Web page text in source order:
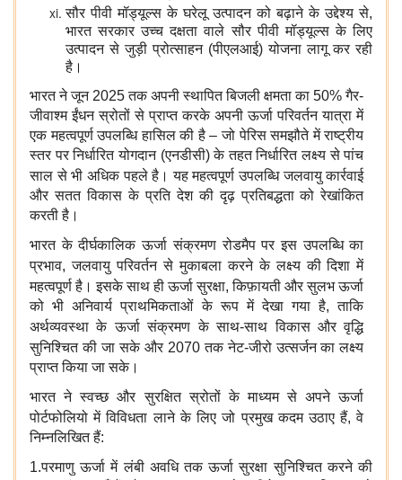
सौर पीवी मॉड्यूल्स के घरेलू उत्पादन को बढ़ाने के उद्देश्य से,
भारत सरकार उच्च दक्षता वाले सौर पीवी मॉड्यूल्स के लिए
उत्‍पादन से जुड़ी प्रोत्‍साहन (पीएलआई) योजना लागू कर रही
है।
भारत ने जून 2025 तक अपनी स्थापित बिजली क्षमता का 50% गैर-
जीवाश्म ईंधन स्रोतों से प्राप्त करके अपनी ऊर्जा परिवर्तन यात्रा में
एक महत्‍वपूर्ण उपलब्धि हासिल की है – जो पेरिस समझौते में राष्ट्रीय
स्तर पर निर्धारित योगदान (एनडीसी) के तहत निर्धारित लक्ष्य से पांच
साल से भी अधिक पहले है। यह महत्वपूर्ण उपलब्धि जलवायु कार्रवाई
और सतत विकास के प्रति देश की दृढ़ प्रतिबद्धता को रेखांकित
करती है।
भारत के दीर्घकालिक ऊर्जा संक्रमण रोडमैप पर इस उपलब्धि का
प्रभाव, जलवायु परिवर्तन से मुकाबला करने के लक्ष्य की दिशा में
महत्वपूर्ण है। इसके साथ ही ऊर्जा सुरक्षा, किफ़ायती और सुलभ ऊर्जा
को भी अनिवार्य प्राथमिकताओं के रूप में देखा गया है, ताकि
अर्थव्यवस्था के ऊर्जा संक्रमण के साथ-साथ विकास और वृद्धि
सुनिश्चित की जा सके और 2070 तक नेट-जीरो उत्सर्जन का लक्ष्य
प्राप्त किया जा सके।
भारत ने स्वच्छ और सुरक्षित स्रोतों के माध्यम से अपने ऊर्जा
पोर्टफोलियो में विविधता लाने के लिए जो प्रमुख कदम उठाए हैं, वे
निम्नलिखित हैं:
1.परमाणु ऊर्जा में लंबी अवधि तक ऊर्जा सुरक्षा सुनिश्चित करने की